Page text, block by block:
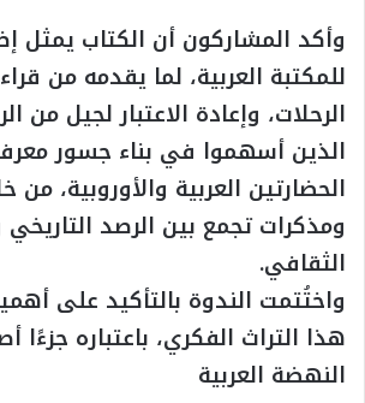
وأكد المشاركون أن الكتاب يمثل
للمكتبة العربية، لما يقدمه من
الرحلات، وإعادة الاعتبار لجيل من
الذين أسهموا في بناء جسور
الحضارتين العربية والأوروبية،
ومذكرات تجمع بين الرصد التاريخي
الثقافي.
واختُتمت الندوة بالتأكيد على
هذا التراث الفكري، باعتباره جزءًا
النهضة العربية